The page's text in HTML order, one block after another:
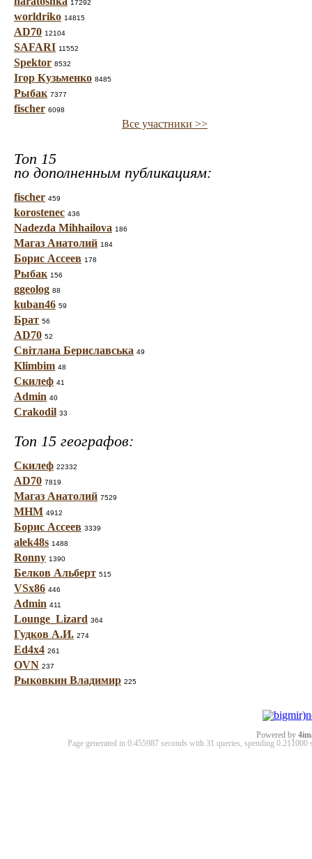
17292
worldriko 14815
AD70 12104
SAFARI 11552
Spektor 8532
Ігор Кузьменко 8485
Рыбак 7377
fischer 6098
Все участники >>
Топ 15
по дополненным публикациям:
fischer 459
korostenec 436
Nadezda Mihhailova 186
Магаз Анатолий 184
Борис Ассеев 178
Рыбак 156
ggeolog 88
kuban46 59
Брат 56
AD70 52
Світлана Бериславська 49
Klimbim 48
Скилеф 41
Admin 40
Crakodil 33
Топ 15 географов:
Скилеф 22332
AD70 7819
Магаз Анатолий 7529
МНМ 4912
Борис Ассеев 3339
alek48s 1488
Ronny 1390
Белков Альберт 515
VSx86 446
Admin 411
Lounge_Lizard 364
Гудков А.И. 274
Ed4x4 261
OVN 237
Рыковкин Владимир 225
Powered by
Page generated in 0.455987 seconds with 31 queries, spending